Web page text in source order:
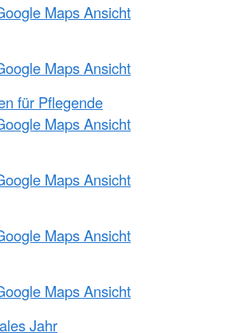
Maps Ansicht
Maps Ansicht
für Pflegende
Maps Ansicht
Maps Ansicht
Maps Ansicht
Maps Ansicht
Jahr